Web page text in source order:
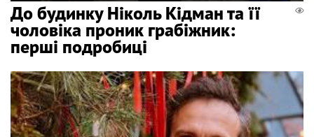
До будинку Ніколь Кідман та її
чоловіка проник грабіжник:
перші подробиці